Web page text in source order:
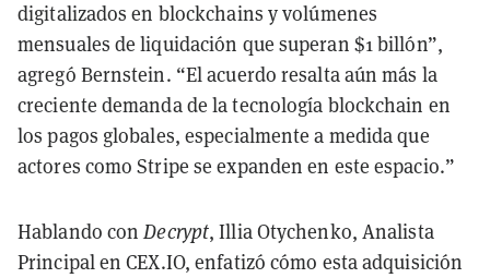
digitalizados en blockchains y volúmenes
mensuales de liquidación que superan $1 billón”,
agregó Bernstein. “El acuerdo resalta aún más la
creciente demanda de la tecnología blockchain en
los pagos globales, especialmente a medida que
actores como Stripe se expanden en este espacio.”
Hablando conDecrypt, Illia Otychenko, Analista
Principal en CEX.IO, enfatizó cómo esta adquisición